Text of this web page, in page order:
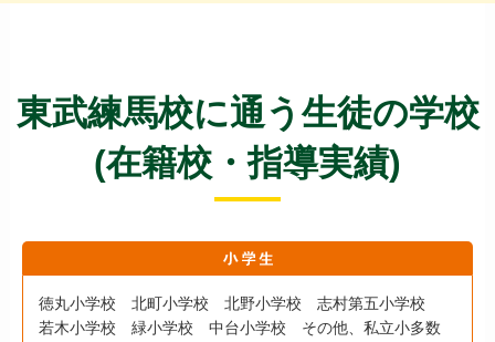
東武練馬校に通う生徒の学校
(在籍校・指導実績)
徳丸小学校 北町小学校 北野小学校 志村第五小学校
若木小学校 緑小学校 中台小学校 その他、私立小多数